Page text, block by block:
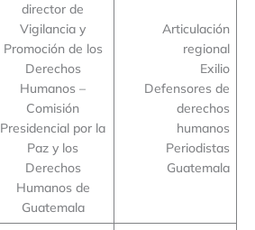
director de
Vigilancia y
Promoción de los
Derechos
Humanos –
Comisión
Presidencial por la
Paz y los
Derechos
Humanos de
Guatemala
Articulación
regional
Exilio
Defensores de
derechos
humanos
Periodistas
Guatemala